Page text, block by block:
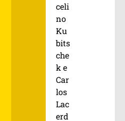
celi
no
Ku
bits
che
k e
Car
los
Lac
erd